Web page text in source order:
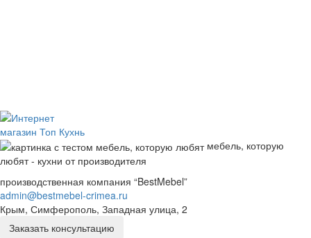
мебель, которую
любят - кухни от производителя
производственная компания “BestMebel”
admin@bestmebel-crimea.ru
Крым, Симферополь, Западная улица, 2
Заказать консультацию